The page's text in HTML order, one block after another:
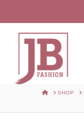
HOMESHOP